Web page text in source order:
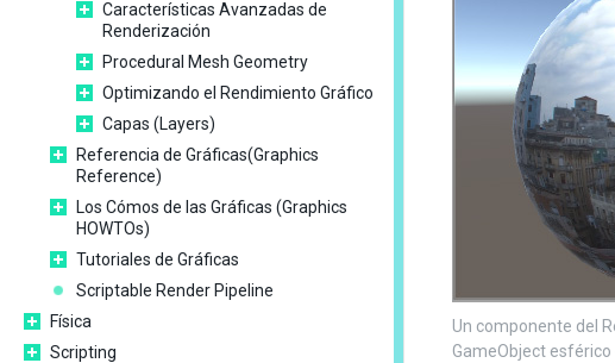
Características Avanzadas de
Renderización
Procedural Mesh Geometry
Optimizando el Rendimiento Gráfico
Capas (Layers)
Referencia de Gráficas(Graphics
Reference)
Los Cómos de las Gráficas (Graphics
HOWTOs)
Tutoriales de Gráficas
Scriptable Render Pipeline
Física
Scripting
Un componente del
GameObject